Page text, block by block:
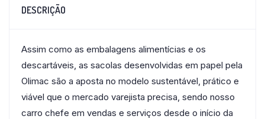
DESCRIÇÃO
Assim como as embalagens alimentícias e os
descartáveis, as sacolas desenvolvidas em papel pela
Olimac são a aposta no modelo sustentável, prático e
viável que o mercado varejista precisa, sendo nosso
carro chefe em vendas e serviços desde o início da